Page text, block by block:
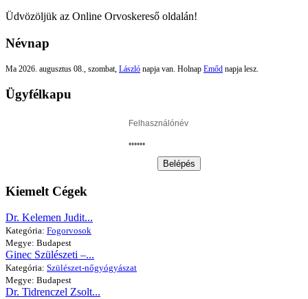
Üdvözöljük az Online Orvoskereső oldalán!
Névnap
Ma 2026. augusztus 08., szombat, László napja van. Holnap Emőd napja lesz.
Ügyfélkapu
Belépés
Kiemelt Cégek
Dr. Kelemen Judit...
Kategória: Fogorvosok
Megye: Budapest
Ginec Szülészeti –...
Kategória: Szülészet-nőgyógyászat
Megye: Budapest
Dr. Tidrenczel Zsolt...